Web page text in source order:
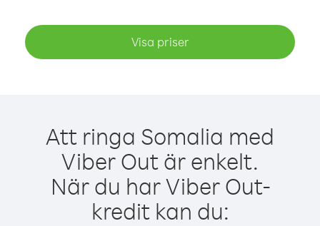
Visa priser
Att ringa Somalia med
Viber Out är enkelt.
När du har Viber Out-
kredit kan du: